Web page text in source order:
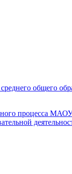
общего
процесса